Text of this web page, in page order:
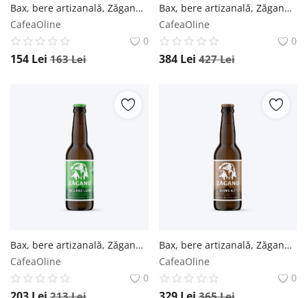
Bax, bere artizanală, Zăganu, Red Ale (Roșie) - Sticlă 0.33L / 12 buc. Zăganu
CafeaOline
0
154 Lei 163Lei
Bax, bere artizanală, Zăganu, India Pale Lager - Sticlă 0.5L / 24 buc. Zăganu
CafeaOline
0
384 Lei 427Lei
Bax, bere artizanală, Zăganu, India Pale Lager - Sticlă 0.5L / 12 buc Zăganu
CafeaOline
0
Bax, bere artizanală, Zăganu, Brown Ale (Brună) - Sticlă 0.5L / 24 buc. Zăganu
CafeaOline
0